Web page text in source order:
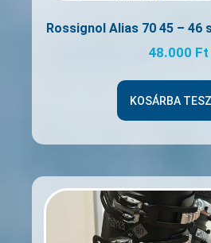
Rossignol Alias 70 45 – 46
48.000 Ft
KOSÁRBA